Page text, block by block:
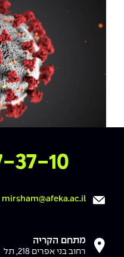
צרו
37-10
mirsham@afeka.ac.il
מתחם הקריה
רחוב בני אפרים 218, תל